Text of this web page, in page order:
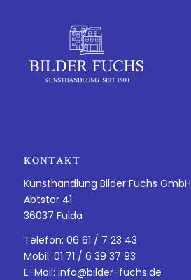
KONTAKT
Kunsthandlung Bilder Fuchs GmbH
Abtstor 41
36037 Fulda
Telefon: 06 61 / 7 23 43
Mobil: 01 71 / 6 39 37 93
E-Mail: info@bilder-fuchs.de